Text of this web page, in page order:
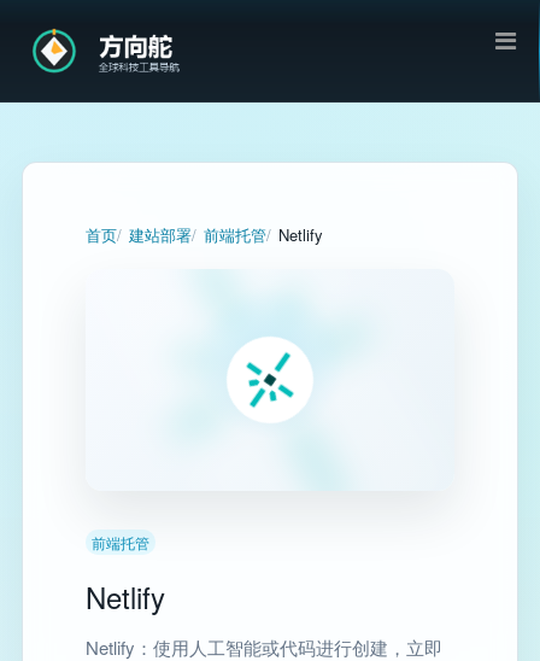
首页 建站部署 前端托管 Netlify
前端托管
Netlify
Netlify：使用人工智能或代码进行创建，立即